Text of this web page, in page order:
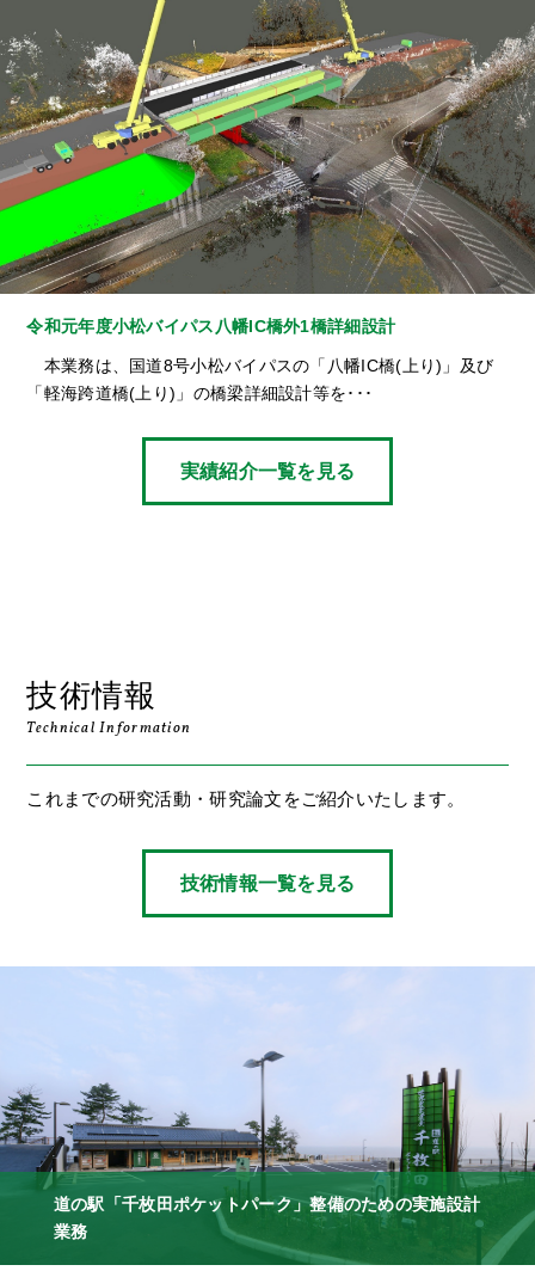
令和元年度小松バイパス八幡IC橋外1橋詳細設計
本業務は、国道8号小松バイパスの「八幡IC橋(上り)」及び
「軽海跨道橋(上り)」の橋梁詳細設計等を･･･
実績紹介一覧を見る
技術情報
Technical Information
これまでの研究活動・研究論文をご紹介いたします。
技術情報一覧を見る
道の駅「千枚田ポケットパーク」整備のための実施設計
業務